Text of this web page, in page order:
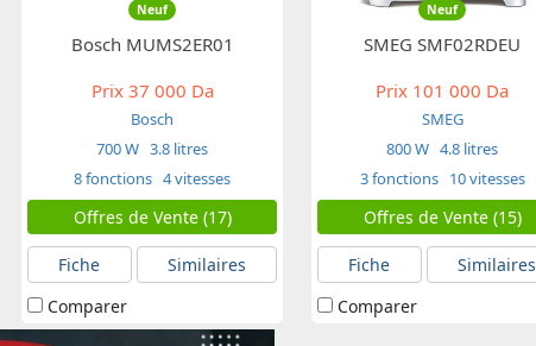
Neuf
Bosch MUMS2ER01
Prix37 000 Da
Bosch
700 W 3.8 litres
8 fonctions 4 vitesses
Offres de Vente (17)
Fiche
Similaires
Comparer
Neuf
SMEG SMF02RDEU
Prix 101 000 Da
SMEG
800 W 4.8 litres
3 fonctions 10 vitesses
Offres de Vente (15)
Fiche
Similaires
Comparer